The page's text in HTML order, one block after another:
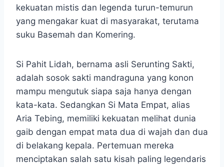
kekuatan mistis dan legenda turun-temurun
yang mengakar kuat di masyarakat, terutama
suku Basemah dan Komering.
Si Pahit Lidah, bernama asli Serunting Sakti,
adalah sosok sakti mandraguna yang konon
mampu mengutuk siapa saja hanya dengan
kata-kata. Sedangkan Si Mata Empat, alias
Aria Tebing, memiliki kekuatan melihat dunia
gaib dengan empat mata dua di wajah dan dua
di belakang kepala. Pertemuan mereka
menciptakan salah satu kisah paling legendaris